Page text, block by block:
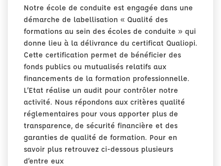
Notre école de conduite est engagée dans une
démarche de labellisation « Qualité des
formations au sein des écoles de conduite » qui
donne lieu à la délivrance du certificat Qualiopi.
Cette certification permet de bénéficier des
fonds publics ou mutualisés relatifs aux
financements de la formation professionnelle.
L’Etat réalise un audit pour contrôler notre
activité. Nous répondons aux critères qualité
réglementaires pour vous apporter plus de
transparence, de sécurité financière et des
garanties de qualité de formation. Pour en
savoir plus retrouvez ci-dessous plusieurs
d’entre eux